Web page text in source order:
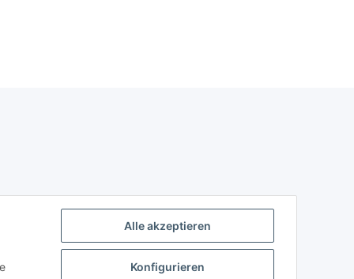
Alle akzeptieren
Konfigurieren